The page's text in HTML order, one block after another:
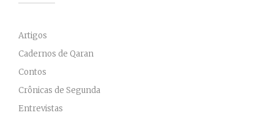
Artigos
Cadernos de Qaran
Contos
Crônicas de Segunda
Entrevistas